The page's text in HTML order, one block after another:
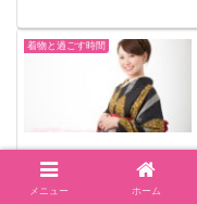
着物と過ごす時間
メニュー ホーム